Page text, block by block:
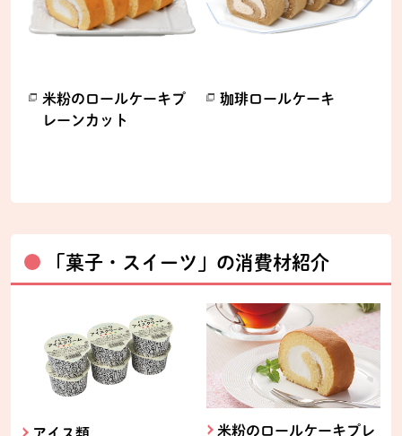
米粉のロールケーキプ
レーンカット
珈琲ロールケーキ
「菓子・スイーツ」の消費材紹介
米粉のロールケーキプレ